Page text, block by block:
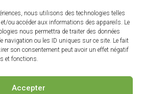
nous utilisons des technologies telles
ou accéder aux informations des appareils. Le
nous permettra de traiter des données
navigation ou les ID uniques sur ce site. Le fait
son consentement peut avoir un effet négatif
et fonctions.
Accepter